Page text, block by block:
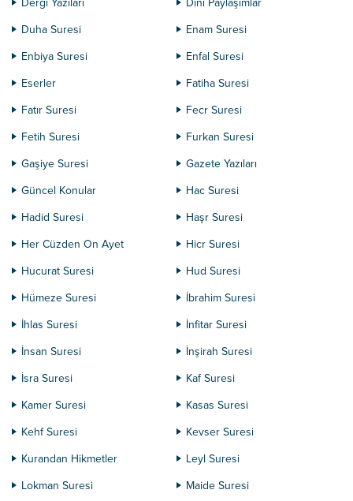
Dergi Yazıları
Dini Paylaşımlar
Duha Suresi
Enam Suresi
Enbiya Suresi
Enfal Suresi
Eserler
Fatiha Suresi
Fatır Suresi
Fecr Suresi
Fetih Suresi
Furkan Suresi
Gaşiye Suresi
Gazete Yazıları
Güncel Konular
Hac Suresi
Hadid Suresi
Haşr Suresi
Her Cüzden On Ayet
Hicr Suresi
Hucurat Suresi
Hud Suresi
Hümeze Suresi
İbrahim Suresi
İhlas Suresi
İnfitar Suresi
İnsan Suresi
İnşirah Suresi
İsra Suresi
Kaf Suresi
Kamer Suresi
Kasas Suresi
Kehf Suresi
Kevser Suresi
Kurandan Hikmetler
Leyl Suresi
Lokman Suresi
Maide Suresi